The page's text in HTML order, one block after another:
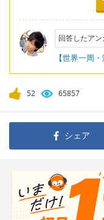
回答したアン
【世界一周
52 65857
シェア